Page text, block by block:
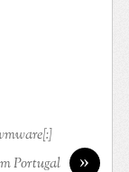
»
Portugal